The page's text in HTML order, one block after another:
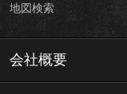
地図検索
会社概要